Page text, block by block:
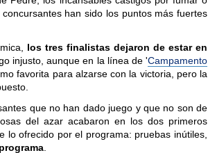
han sido los puntos más fuertes
los tres finalistas dejaron de estar en
injusto, aunque en la línea de 'Campamento
favorita para alzarse con la victoria, pero la
que no han dado juego y que no son de
del azar acabaron en los dos primeros
lo ofrecido por el programa: pruebas inútiles,